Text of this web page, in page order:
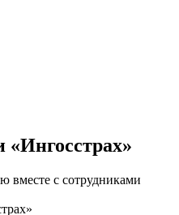
«Ингосстрах»
вместе с сотрудниками